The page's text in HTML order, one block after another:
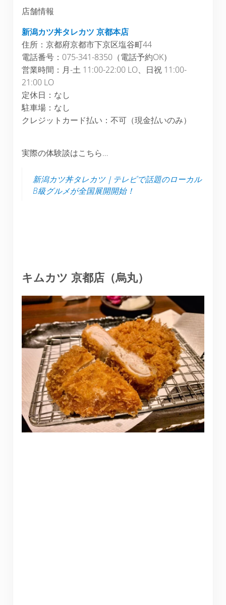
店舗情報
新潟カツ丼タレカツ 京都本店
住所：京都府京都市下京区塩谷町44
電話番号：075-341-8350（電話予約OK）
営業時間：月-土 11:00-22:00 LO、日祝 11:00-
21:00 LO
定休日：なし
駐車場：なし
クレジットカード払い：不可（現金払いのみ）
実際の体験談はこちら…
新潟カツ丼タレカツ｜テレビで話題のローカル
B級グルメが全国展開開始！
キムカツ 京都店（烏丸）